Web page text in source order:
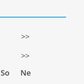
>>
>>
So
Ne